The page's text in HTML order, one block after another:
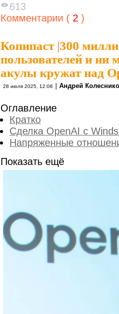
613
Комментарии ( 2 )
Копипаст |300
пользователей и ни
акулы кружат над
28 июля 2025, 12:08 Андрей
Оглавление
Кратко
Сделка OpenAI с
Напряженные
Показать ещё